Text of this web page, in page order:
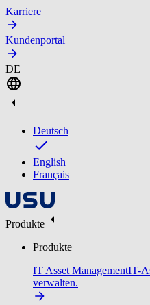
Karriere
Kundenportal
DE
Deutsch
English
Français
Produkte
Produkte
IT Asset ManagementIT-
verwalten.